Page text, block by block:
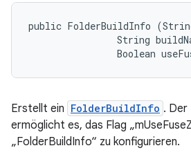
public FolderBuildInfo
String
Boolean
Erstellt ein FolderBuildInfo .
ermöglicht es, das Flag
„FolderBuildInfo“ zu konfigurieren.